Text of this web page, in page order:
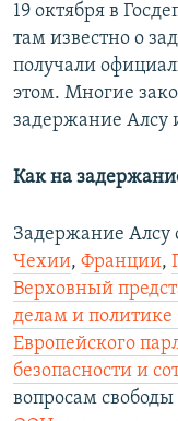
19 октября в
там известно о
получали
этом. Многие
задержание Алсу
Как на
Задержание Алсу
Чехии, Франции,
Верховный
делам и политике
Европейского
безопасности и
вопросам